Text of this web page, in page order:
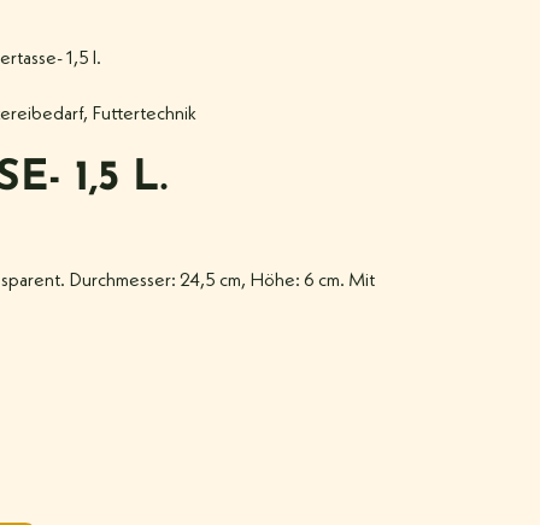
1,5 l.
, Futtertechnik
1,5 L.
Durchmesser: 24,5 cm, Höhe: 6 cm. Mit